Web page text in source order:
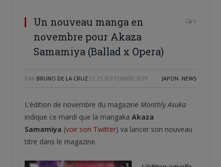
Un nouveau manga en
novembre pour Akaza
Samamiya (Ballad x Opera)
0
PAR BRUNO DE LA CRUZ LE 25 SEPTEMBRE 2019 JAPON, NEWS
L’édition de novembre du magazine Monthly Asuka
indique ce mardi que la mangaka Akaza
Samamiya (voir son Twitter) va lancer son nouveau
titre dans le magazine.